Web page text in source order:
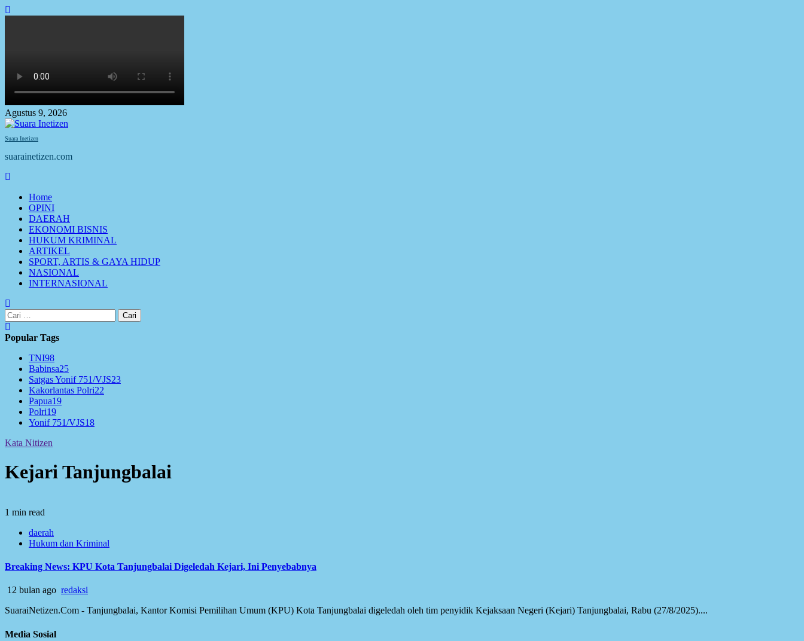
Skip
Agustus 9, 2026
Suara Inetizen
suarainetizen.com
Home
OPINI
DAERAH
EKONOMI BISNIS
HUKUM KRIMINAL
ARTIKEL
SPORT, ARTIS & GAYA HIDUP
NASIONAL
INTERNASIONAL
Cari
untuk:
Popular Tags
TNI98
Babinsa25
Satgas Yonif 751/VJS23
Kakorlantas Polri22
Papua19
Polri19
Yonif 751/VJS18
Kata Nitizen
Kejari Tanjungbalai
1 min read
daerah
Hukum dan Kriminal
Breaking News: KPU Kota Tanjungbalai Digeledah Kejari, Ini Penyebabnya
12 bulan ago redaksi
SuaraiNetizen.Com - Tanjungbalai, Kantor Komisi Pemilihan Umum (KPU) Kota Tanjungbalai digeledah oleh tim penyidik Kejaksaan Negeri (Kejari) Tanjungbalai, Rabu (27/8/2025)....
Media Sosial